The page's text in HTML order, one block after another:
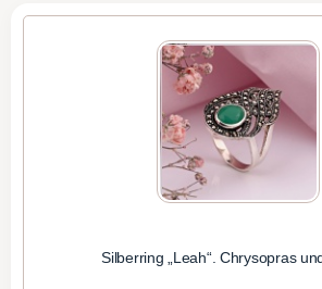
Silberring „Leah“. Chrysopras